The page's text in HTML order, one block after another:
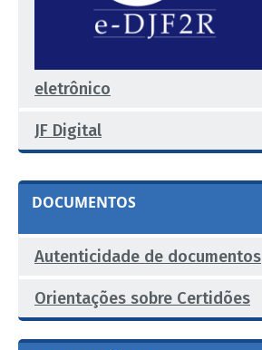
eletrônico
JF Digital
DOCUMENTOS
Autenticidade de documentos
Orientações sobre Certidões